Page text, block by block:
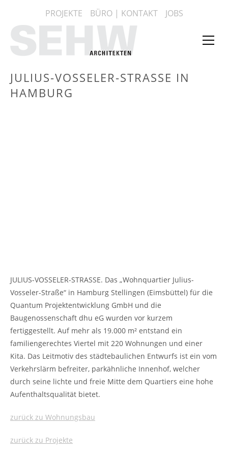
springen
PROJEKTE BÜRO | KONTAKT JOBS
JULIUS-VOSSELER-STRASSE IN
HAMBURG
JULIUS-VOSSELER-STRASSE. Das „Wohnquartier Julius-
Vosseler-Straße“ in Hamburg Stellingen (Eimsbüttel) für die
Quantum Projektentwicklung GmbH und die
Baugenossenschaft dhu eG wurden vor kurzem
fertiggestellt. Auf mehr als 19.000 m² entstand ein
familiengerechtes Viertel mit 220 Wohnungen und einer
Kita. Das Leitmotiv des städtebaulichen Entwurfs ist ein vom
Verkehrslärm befreiter, parkähnliche Innenhof, welcher
durch seine lichte und freie Mitte dem Quartiers eine hohe
Aufenthaltsqualität bietet.
zurück zu Wohnungsbau
zurück zu Projekte